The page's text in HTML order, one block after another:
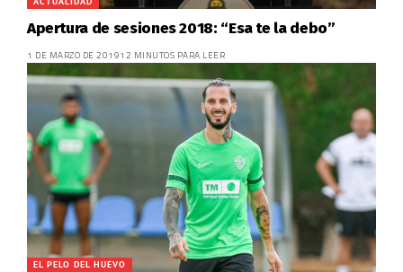
Apertura de sesiones 2018: “Esa te la debo”
1 DE MARZO DE 201912 MINUTOS PARA LEER
EL PELO DEL HUEVO